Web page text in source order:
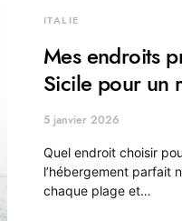
ITALIE
Mes endroits
Sicile pour un
5 janvier 2026
Quel endroit choisir
l’hébergement parfait
chaque plage et…